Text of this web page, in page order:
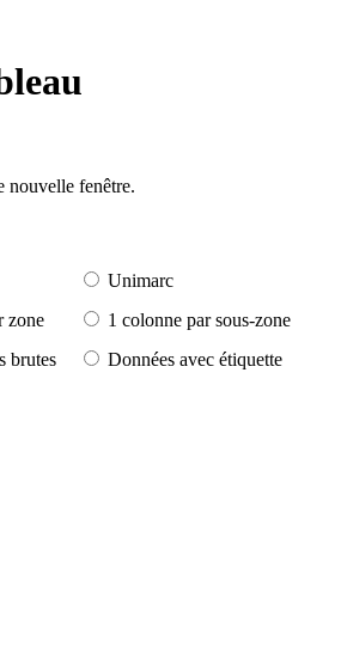
nouvelle fenêtre.
Unimarc
zone
1 colonne par sous-zone
brutes Données avec étiquette